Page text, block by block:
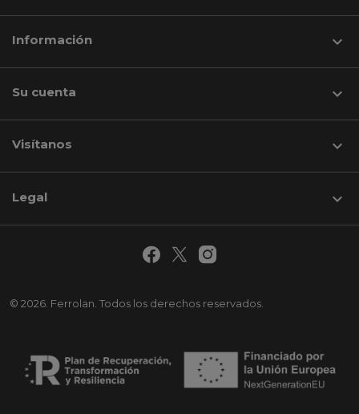
Información 
Su cuenta 
Visítanos keyboard_arrow_down
© 2026. Ferrolan. Todos los derechos reservados.
Legal 